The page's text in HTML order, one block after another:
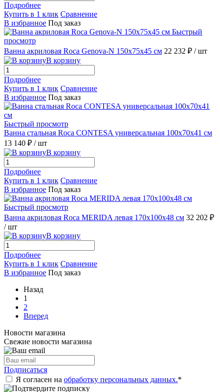
Подробнее
Купить в 1 клик Сравнение
В избранное Под заказ
Быстрый
просмотр
Ванна акриловая Roca Genova-N 150x75x45 см 22 232 ₽ / шт
В корзину
Подробнее
Купить в 1 клик Сравнение
В избранное Под заказ
Быстрый просмотр
Ванна стальная Roca CONTESA универсальная 100x70x41 см
13 140 ₽ / шт
В корзину
Подробнее
Купить в 1 клик Сравнение
В избранное Под заказ
Быстрый просмотр
Ванна акриловая Roca MERIDA левая 170x100x48 см 32 202 ₽
/ шт
В корзину
Подробнее
Купить в 1 клик Сравнение
В избранное Под заказ
Назад
1
2
Вперед
Новости магазина
Свежие новости магазина
Подписаться
Я согласен на обработку персональных данных.*